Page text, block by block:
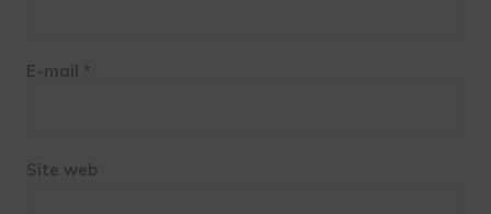
E-mail *
Site web